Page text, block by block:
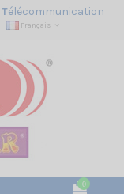
Télécommunication
Français
0